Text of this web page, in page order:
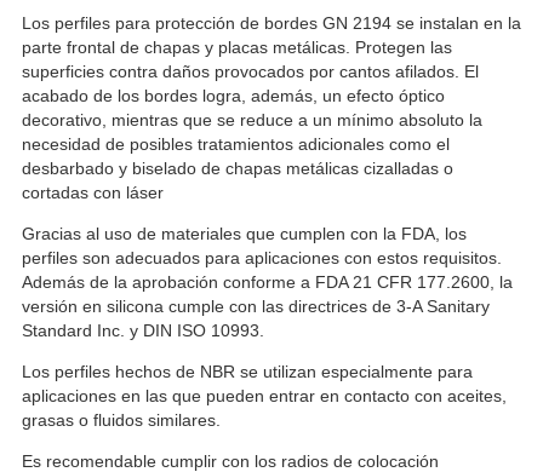
Los perfiles para protección de bordes GN 2194 se instalan en la
parte frontal de chapas y placas metálicas. Protegen las
superficies contra daños provocados por cantos afilados. El
acabado de los bordes logra, además, un efecto óptico
decorativo, mientras que se reduce a un mínimo absoluto la
necesidad de posibles tratamientos adicionales como el
desbarbado y biselado de chapas metálicas cizalladas o
cortadas con láser
Gracias al uso de materiales que cumplen con la FDA, los
perfiles son adecuados para aplicaciones con estos requisitos.
Además de la aprobación conforme a FDA 21 CFR 177.2600, la
versión en silicona cumple con las directrices de 3-A Sanitary
Standard Inc. y DIN ISO 10993.
Los perfiles hechos de NBR se utilizan especialmente para
aplicaciones en las que pueden entrar en contacto con aceites,
grasas o fluidos similares.
Es recomendable cumplir con los radios de colocación